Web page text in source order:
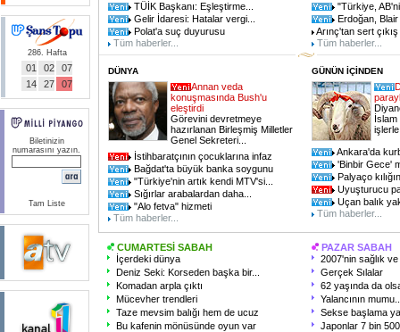
TÜİK Başkanı: Eşleştirme...
Gelir İdaresi: Hatalar vergi...
Polat'a suç duyurusu
Tüm haberler...
"Türkiye,
Erdoğan,
Arınç'tan sert çıkış
Tüm haberler...
DÜNYA
Annan veda
konuşmasında Bush'u
eleştirdi
Görevini devretmeye
hazırlanan Birleşmiş Milletler
Genel Sekreteri...
İstihbaratçının çocuklarına infaz
Bağdat'ta büyük banka soygunu
"Türkiye'nin artık kendi MTV'si...
Sığırlar arabalardan daha...
"Alo fetva" hizmeti
Tüm haberler...
GÜNÜN İÇİNDEN
İslam
Ankara'da
'Binbir Gece'
Palyaço
Uyuşturucu
Uçan balık
Tüm haberler...
CUMARTESİ SABAH
İçerdeki dünya
Deniz Seki: Korseden başka bir...
Komadan arpla çıktı
Mücevher trendleri
Taze mevsim balığı hem de ucuz
Bu kafenin mönüsünde oyun var
PAZAR SABAH
2007'nin sağlık
Gerçek Sılalar
62 yaşında da
Yalancının
Sekse başlama
Japonlar 7 bin
286. Hafta
01 02
07
14
27 07
Biletinizin
numarasını yazın.
Tam Liste